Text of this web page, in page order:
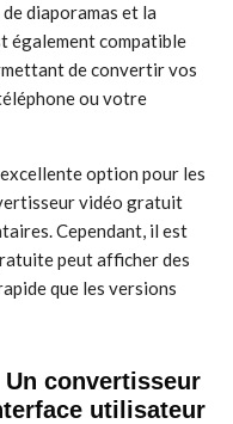
diaporamas et la
également compatible
de convertir vos
ou votre
option pour les
vidéo gratuit
Cependant, il est
peut afficher des
que les versions
convertisseur
utilisateur